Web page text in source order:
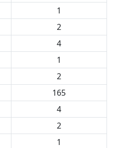
1
2
4
1
2
165
4
2
1